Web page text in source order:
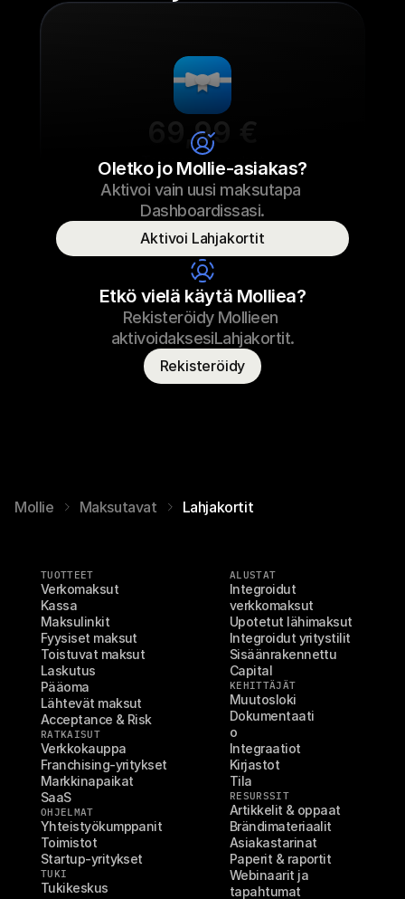
69,99 €
Tennarien nauhat
Tennarien nauhat
23.09.2022 17:29 69,99 €
Oletko jo Mollie-asiakas?
Aktivoi vain uusi maksutapa
Dashboardissasi.
Aktivoi Lahjakortit
Etkö vielä käytä Molliea?
Rekisteröidy Mollieen
aktivoidaksesiLahjakortit.
Rekisteröidy
Mollie Maksutavat Lahjakortit
TUOTTEET
Verkomaksut
Kassa
Maksulinkit
Fyysiset maksut
Toistuvat maksut
Laskutus
Pääoma
Lähtevät maksut
Acceptance & Risk
RATKAISUT
Verkkokauppa
Franchising-yritykset
Markkinapaikat
SaaS
OHJELMAT
Yhteistyökumppanit
Toimistot
Startup-yritykset
TUKI
Tukikeskus
ALUSTAT
Integroidut
verkkomaksut
Upotetut lähimaksut
Integroidut yritystilit
Sisäänrakennettu
Capital
KEHITTÄJÄT
Muutosloki
Dokumentaati
o
Integraatiot
Kirjastot
Tila
RESURSSIT
Artikkelit & oppaat
Brändimateriaalit
Asiakastarinat
Paperit & raportit
Webinaarit ja
tapahtumat